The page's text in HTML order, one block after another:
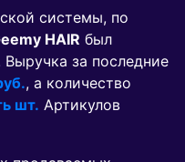
системы, по
HAIR был
Выручка за последние
, а количество
шт. Артикулов